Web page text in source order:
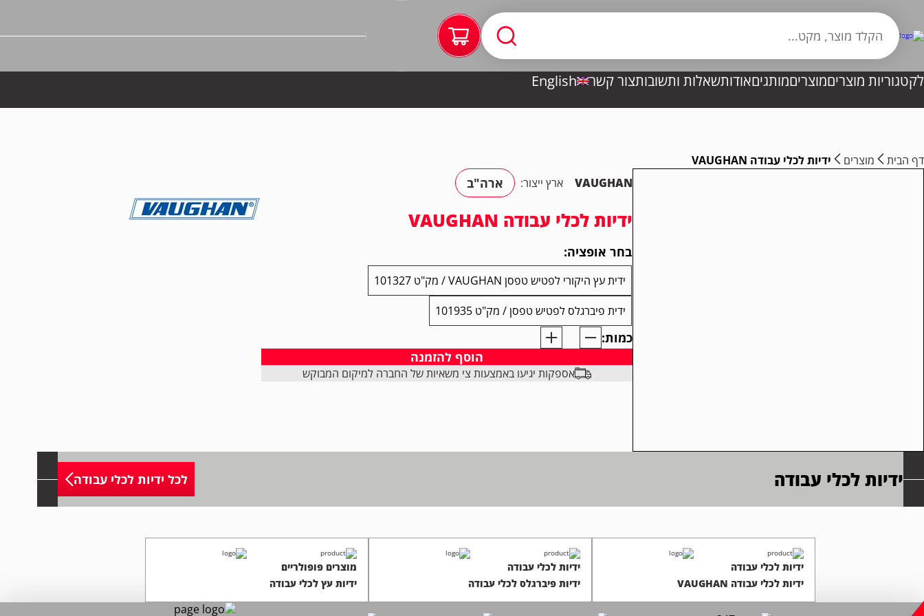
לקטגוריות מוצריםמוצריםמותגיםאודותשאלות ותשובותצור קשר English
דף הבית מוצרים
ידיות לכלי עבודה VAUGHAN
VAUGHAN
ארץ ייצור: ארה"ב
ידיות לכלי עבודה VAUGHAN
בחר אופציה:
ידית עץ היקורי לפטיש טפסן VAUGHAN / מק"ט 101327
ידית פיברגלס לפטיש טפסן / מק"ט 101935
כמות
של
כמות:
הוסף להזמנה
אספקות יגיעו באמצעות צי משאיות של החברה למיקום המבוקש
ידיות לכלי עבודה לכל ידיות לכלי עבודה
ידיות לכלי עבודה
ידיות לכלי עבודה VAUGHAN
ידיות לכלי עבודה
ידיות פיברגלס לכלי עבודה
מוצרים פופולריים
ידיות עץ לכלי עבודה